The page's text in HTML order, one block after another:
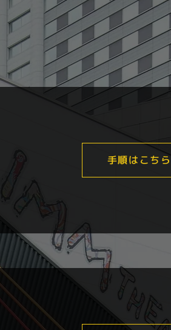
手順はこちら